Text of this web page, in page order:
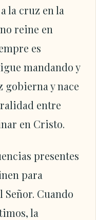
la cruz en la
reine en
es
mandando y
y nace
entre
en Cristo.
presentes
para
Señor. Cuando
la